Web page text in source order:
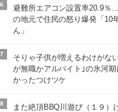
6
避難所エアコン設置率20.9％
の地元で住民の怒り爆発「10
ん」
7
そりゃ子供が増えるわけがな
が無職かアルバイト｣の氷河期
かったつけツケ
8
また絶頂BBQ川遊び（１９）